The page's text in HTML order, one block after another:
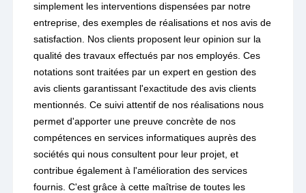
simplement les interventions dispensées par notre
entreprise, des exemples de réalisations et nos avis de
satisfaction. Nos clients proposent leur opinion sur la
qualité des travaux effectués par nos employés. Ces
notations sont traitées par un expert en gestion des
avis clients garantissant l'exactitude des avis clients
mentionnés. Ce suivi attentif de nos réalisations nous
permet d'apporter une preuve concrète de nos
compétences en services informatiques auprès des
sociétés qui nous consultent pour leur projet, et
contribue également à l'amélioration des services
fournis. C'est grâce à cette maîtrise de toutes les